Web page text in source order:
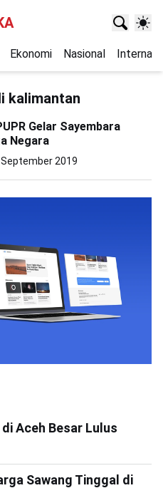
Ekonomi Nasional
kalimantan
Gelar Sayembara
Negara
September 2019
Aceh Besar Lulus
Sawang Tinggal di